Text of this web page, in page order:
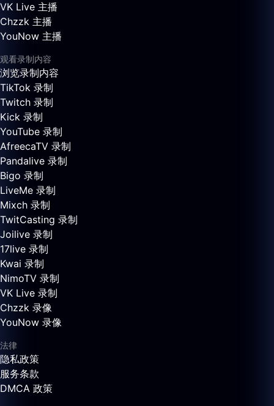
VK Live 主播
Chzzk 主播
YouNow 主播
观看录制内容
浏览录制内容
TikTok 录制
Twitch 录制
Kick 录制
YouTube 录制
AfreecaTV 录制
Pandalive 录制
Bigo 录制
LiveMe 录制
Mixch 录制
TwitCasting 录制
Joilive 录制
17live 录制
Kwai 录制
NimoTV 录制
VK Live 录制
Chzzk 录像
YouNow 录像
法律
隐私政策
服务条款
DMCA 政策